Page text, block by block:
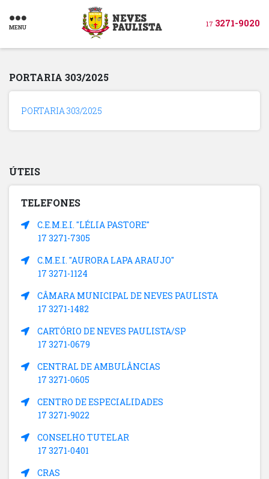
MENU 17 3271-9020
PORTARIA 303/2025
PORTARIA 303/2025
ÚTEIS
TELEFONES
C.E.M.E.I. "LÉLIA PASTORE"
17 3271-7305
C.M.E.I. "AURORA LAPA ARAUJO"
17 3271-1124
CÂMARA MUNICIPAL DE NEVES PAULISTA
17 3271-1482
CARTÓRIO DE NEVES PAULISTA/SP
17 3271-0679
CENTRAL DE AMBULÂNCIAS
17 3271-0605
CENTRO DE ESPECIALIDADES
17 3271-9022
CONSELHO TUTELAR
17 3271-0401
CRAS